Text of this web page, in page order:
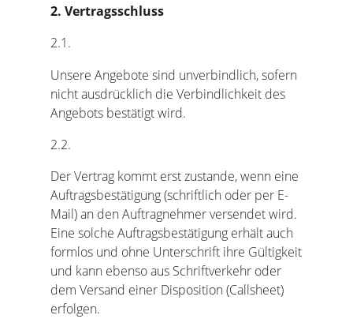
2. Vertragsschluss
2.1.
Unsere Angebote sind unverbindlich, sofern
nicht ausdrücklich die Verbindlichkeit des
Angebots bestätigt wird.
2.2.
Der Vertrag kommt erst zustande, wenn eine
Auftragsbestätigung (schriftlich oder per E-
Mail) an den Auftragnehmer versendet wird.
Eine solche Auftragsbestätigung erhält auch
formlos und ohne Unterschrift ihre Gültigkeit
und kann ebenso aus Schriftverkehr oder
dem Versand einer Disposition (Callsheet)
erfolgen.